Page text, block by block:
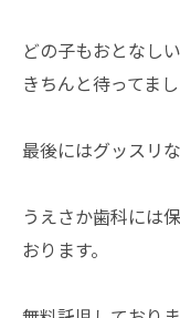
どの子もおとなし
きちんと待ってま
最後にはグッスリ
うえさか歯科には
おります。